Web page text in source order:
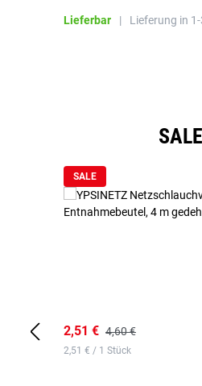
Lieferbar | Lieferung in
SALE
SALE
2,51 € 4,60 €
2,51 € / 1 Stück